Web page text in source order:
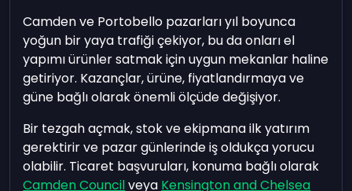
Camden ve Portobello pazarları yıl boyunca
yoğun bir yaya trafiği çekiyor, bu da onları el
yapımı ürünler satmak için uygun mekanlar haline
getiriyor. Kazançlar, ürüne, fiyatlandırmaya ve
güne bağlı olarak önemli ölçüde değişiyor.
Bir tezgah açmak, stok ve ekipmana ilk yatırım
gerektirir ve pazar günlerinde iş oldukça yorucu
olabilir. Ticaret başvuruları, konuma bağlı olarak
Camden Councilveya Kensington and Chelsea